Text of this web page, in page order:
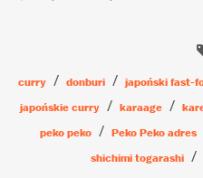
curry donburi japoński fast-
japońskie curry
karaage
peko peko
Peko Peko adres
shichimi togarashi